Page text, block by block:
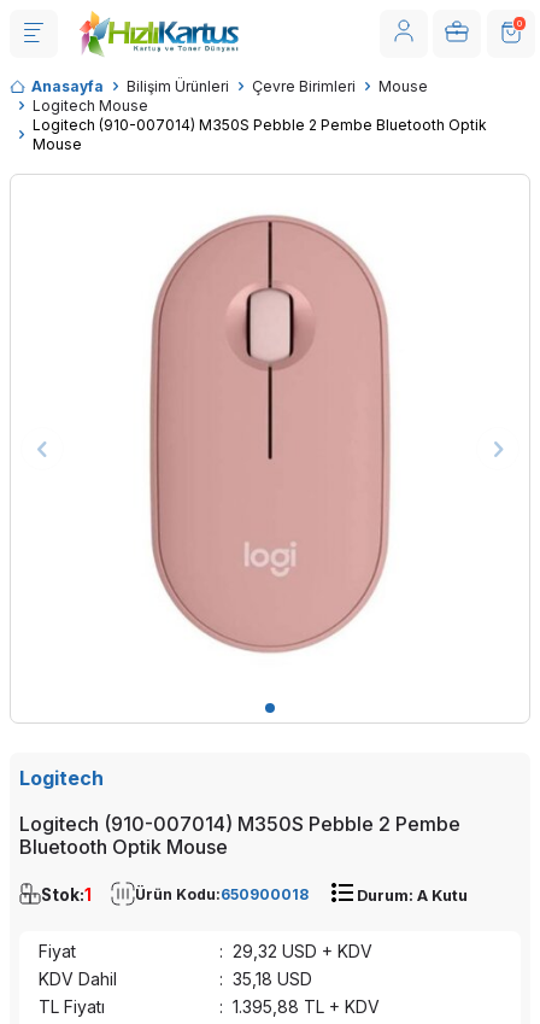
0
Anasayfa Bilişim Ürünleri Çevre Birimleri
Mouse
Logitech Mouse
Logitech (910-007014) M350S Pebble 2 Pembe Bluetooth Optik
Mouse
Logitech
Logitech (910-007014) M350S Pebble 2 Pembe
Bluetooth Optik Mouse
Stok:1 Ürün Kodu:650900018 Durum: A Kutu
Fiyat : 29,32 USD + KDV
KDV Dahil
: 35,18 USD
TL Fiyatı
: 1.395,88 TL + KDV